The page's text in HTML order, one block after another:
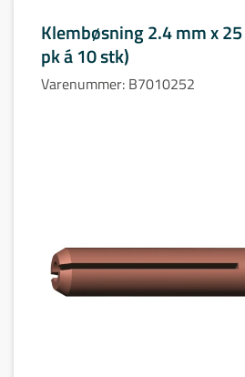
Klembøsning 2.4 mm x
pk á 10 stk)
Varenummer: B7010252